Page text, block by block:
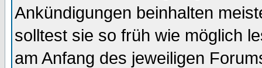
Ankündigungen beinhalten
solltest sie so früh wie möglich
am Anfang des jeweiligen